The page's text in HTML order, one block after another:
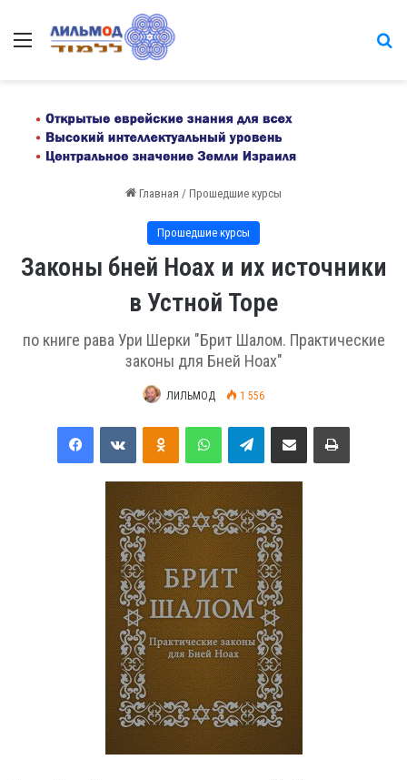
Меню
Главная / Прошедшие курсы
Прошедшие курсы
Законы бней Ноах и их источники
в Устной Торе
по книге рава Ури Шерки "Брит Шалом. Практические
законы для Бней Ноах"
ЛИЛЬМОД 1 556
Telegram